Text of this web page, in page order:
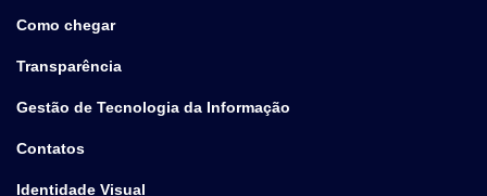
Como chegar
Transparência
Gestão de Tecnologia da Informação
Contatos
Identidade Visual